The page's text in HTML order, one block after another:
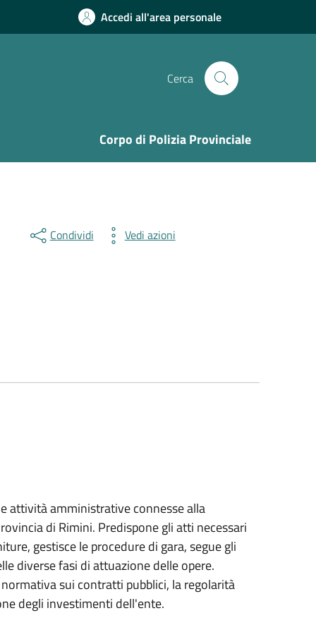
Accedi all'area personale
Cerca
Corpo di Polizia Provinciale
Condividi Vedi azioni
attività amministrative connesse alla
di Rimini. Predispone gli atti necessari
gestisce le procedure di gara, segue gli
diverse fasi di attuazione delle opere.
sui contratti pubblici, la regolarità
degli investimenti dell'ente.